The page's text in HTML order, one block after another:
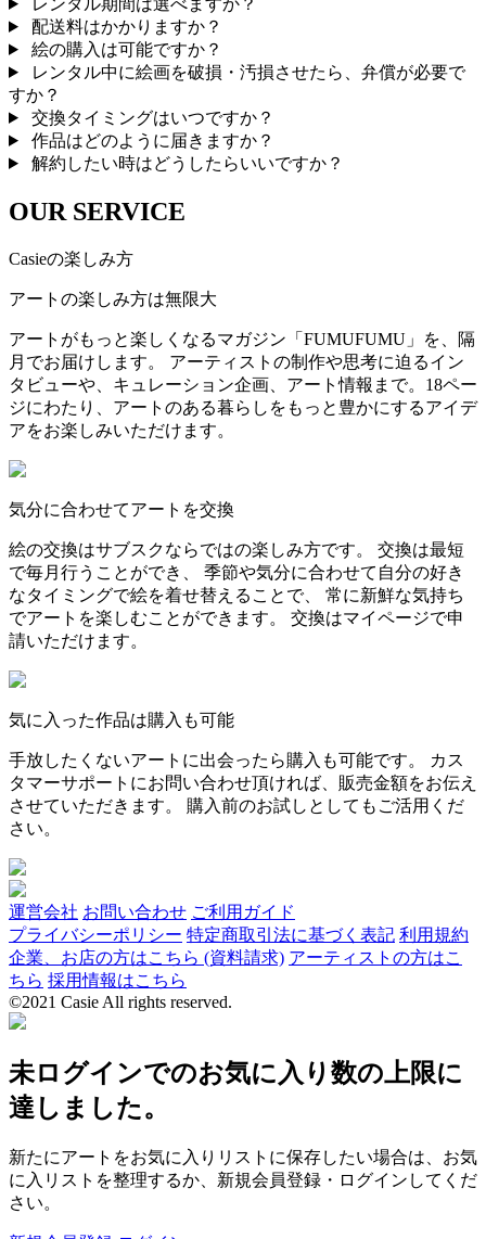
レンタル期間は選べますか？
配送料はかかりますか？
絵の購入は可能ですか？
レンタル中に絵画を破損・汚損させたら、弁償が必要で
すか？
交換タイミングはいつですか？
作品はどのように届きますか？
解約したい時はどうしたらいいですか？
OUR SERVICE
Casieの楽しみ方
アートの楽しみ方は無限大
アートがもっと楽しくなるマガジン「FUMUFUMU」を、隔
月でお届けします。 アーティストの制作や思考に迫るイン
タビューや、キュレーション企画、アート情報まで。18ペー
ジにわたり、アートのある暮らしをもっと豊かにするアイデ
アをお楽しみいただけます。
気分に合わせてアートを交換
絵の交換はサブスクならではの楽しみ方です。 交換は最短
で毎月行うことができ、 季節や気分に合わせて自分の好き
なタイミングで絵を着せ替えることで、 常に新鮮な気持ち
でアートを楽しむことができます。 交換はマイページで申
請いただけます。
気に入った作品は購入も可能
手放したくないアートに出会ったら購入も可能です。 カス
タマーサポートにお問い合わせ頂ければ、販売金額をお伝え
させていただきます。 購入前のお試しとしてもご活用くだ
さい。
運営会社 お問い合わせ ご利用ガイド
プライバシーポリシー 特定商取引法に基づく表記 利用規約
企業、お店の方はこちら (資料請求) アーティストの方はこ
ちら 採用情報はこちら
©2021 Casie All rights reserved.
未ログインでのお気に入り数の上限に
達しました。
新たにアートをお気に入りリストに保存したい場合は、お気
に入リストを整理するか、新規会員登録・ログインしてくだ
さい。